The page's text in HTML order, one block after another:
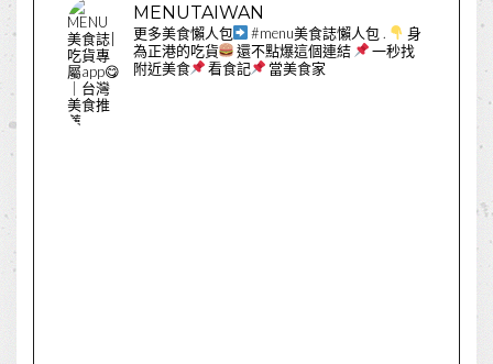
MENUTAIWAN
更多美食懶人包 #menu美食誌懶人包 .
身
為正港的吃貨
還不點爆這個連結
一秒找
附近美食
看食記 當美食家